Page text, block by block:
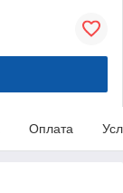
Оплата